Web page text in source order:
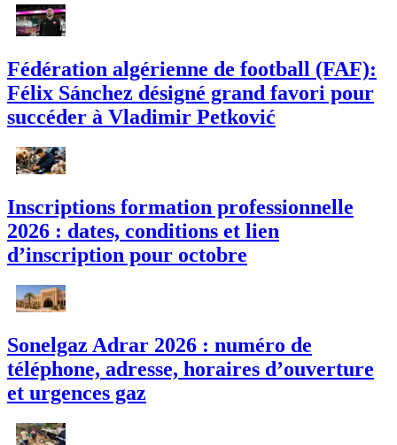
Fédération algérienne de football (FAF):
Félix Sánchez désigné grand favori pour
succéder à Vladimir Petković
Inscriptions formation professionnelle
2026 : dates, conditions et lien
d’inscription pour octobre
Sonelgaz Adrar 2026 : numéro de
téléphone, adresse, horaires d’ouverture
et urgences gaz